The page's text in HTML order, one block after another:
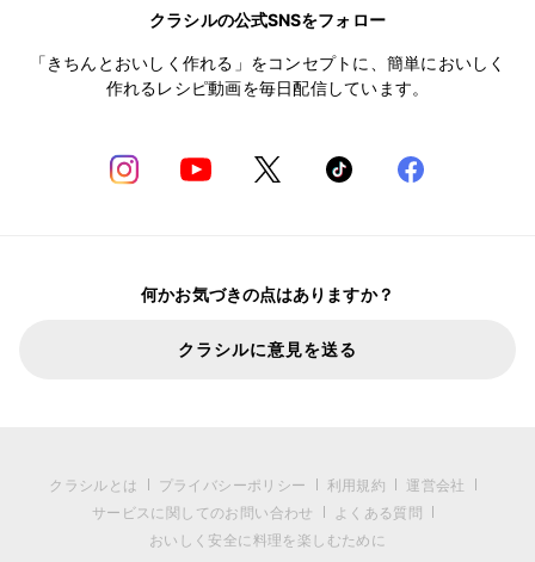
クラシルの公式SNSをフォロー
「きちんとおいしく作れる」をコンセプトに、簡単においしく
作れるレシピ動画を毎日配信しています。
何かお気づきの点はありますか？
クラシルに意見を送る
クラシルとは プライバシーポリシー 利用規約
運営会社
サービスに関してのお問い合わせ
よくある質問
おいしく安全に料理を楽しむために